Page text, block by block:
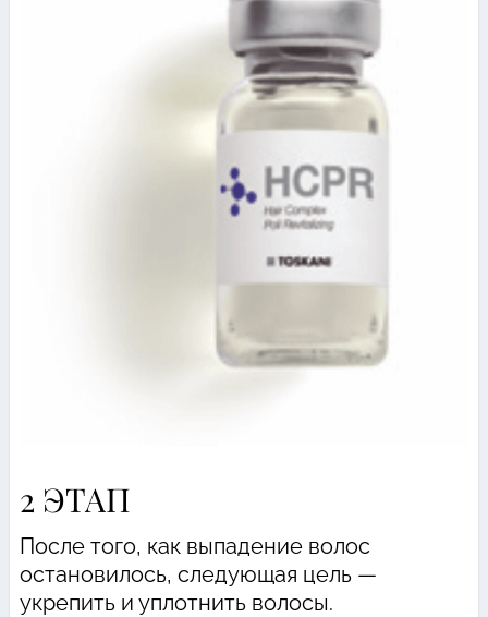
2 ЭТАП
После того, как выпадение волос
остановилось, следующая цель —
укрепить и уплотнить волосы.